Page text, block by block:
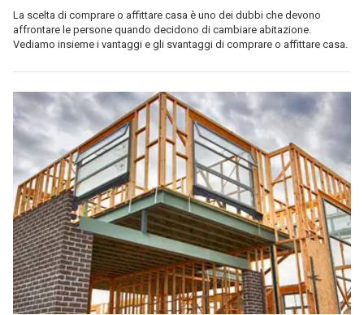
La scelta di comprare o affittare casa è uno dei dubbi che devono
affrontare le persone quando decidono di cambiare abitazione.
Vediamo insieme i vantaggi e gli svantaggi di comprare o affittare casa.